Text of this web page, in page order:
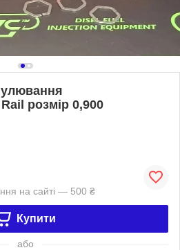
розмір 0,900
на сайті — 500 ₴
Купити
або